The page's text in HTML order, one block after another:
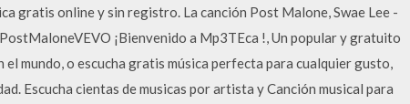
gratis online y sin registro. La canción Post Malone, Swae Lee -
¡Bienvenido a Mp3TEca ️!, Un popular y gratuito
mundo, o escucha gratis música perfecta para cualquier gusto,
Escucha cientas de musicas por artista y Canción musical para